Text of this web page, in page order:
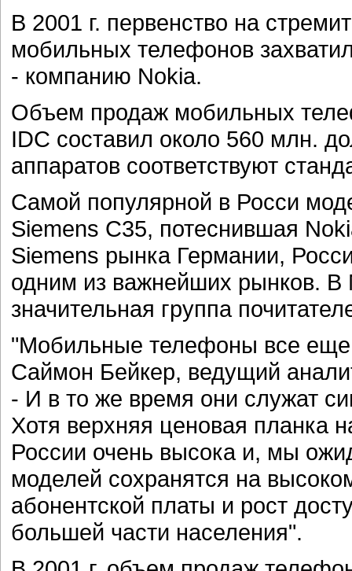
В 2001 г. первенство на
мобильных телефонов
- компанию Nokia.
Объем продаж мобильных
IDC составил около 560 млн.
аппаратов соответствуют
Самой популярной в Росси
Siemens C35, потеснившая
Siemens рынка Германии,
одним из важнейших рынков.
значительная группа
"Мобильные телефоны все еще
Саймон Бейкер, ведущий
- И в то же время они служат
Хотя верхняя ценовая планка
России очень высока и, мы
моделей сохранятся на
абонентской платы и рост
большей части населения".